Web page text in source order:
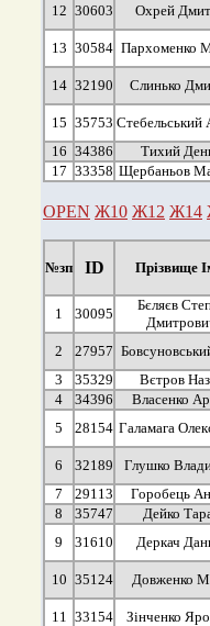
12 30603 Охрей
13 30584 Пархоменко
14 32190 Слинько
15 35753 Стебельський
16 34386 Тихий
17 33358 Щербаньов
OPEN Ж10 Ж12 Ж14
№зп ID Прізвище
1 30095
Бєляєв
2 27957
3
35329 Вєтров
4
34396 Власенко
5
28154 Галамага
6 32189 Глушко
7
29113 Горобець
8
35747 Дейко
9
31610 Деркач
10 35124 Довженко
11 33154 Зінченко